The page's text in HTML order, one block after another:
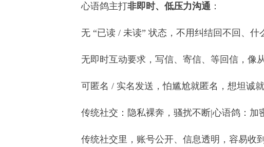
心语鸽主打非即时、低压力沟通 ：
无 “已读 / 未读” 状态，不用纠结回不回、什
无即时互动要求，写信、寄信、等回信，像
可匿名 / 实名发送，怕尴尬就匿名，想坦诚就
传统社交：隐私裸奔，骚扰不断|心语鸽：加
传统社交里，账号公开、信息透明，容易收